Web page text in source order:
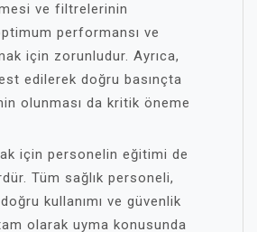
ve filtrelerinin
performansı ve
için zorunludur. Ayrıca,
edilerek doğru basınçta
olunması da kritik öneme
için personelin eğitimi de
Tüm sağlık personeli,
kullanımı ve güvenlik
olarak uyma konusunda